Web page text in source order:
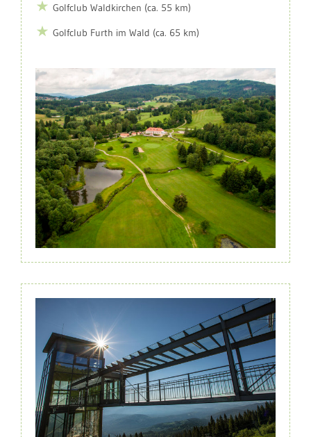
Golfclub Waldkirchen (ca. 55 km)
Golfclub Furth im Wald (ca. 65 km)